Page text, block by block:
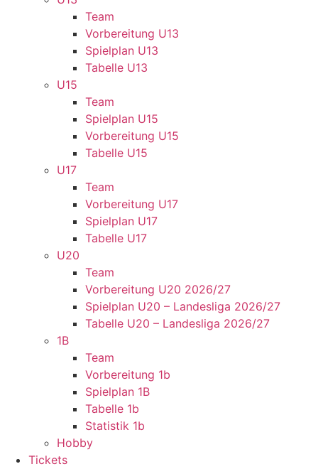
Team
Vorbereitung U13
Spielplan U13
Tabelle U13
U15
Team
Spielplan U15
Vorbereitung U15
Tabelle U15
U17
Team
Vorbereitung U17
Spielplan U17
Tabelle U17
U20
Team
Vorbereitung U20 2026/27
Spielplan U20 – Landesliga 2026/27
Tabelle U20 – Landesliga 2026/27
1B
Team
Vorbereitung 1b
Spielplan 1B
Tabelle 1b
Statistik 1b
Hobby
Tickets